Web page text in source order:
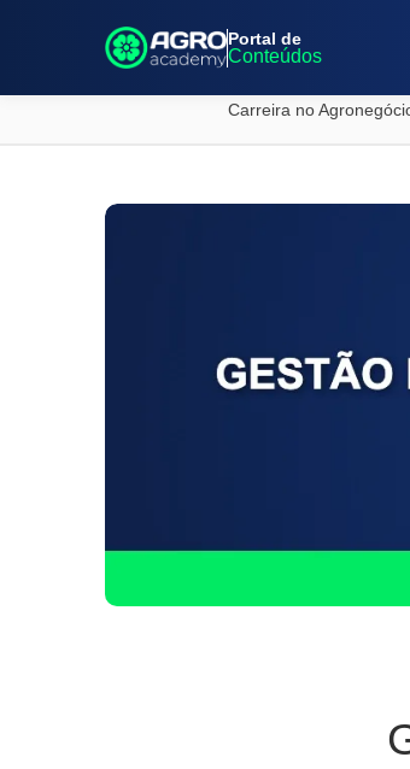
Portal de
Conteúdos
Carreira no